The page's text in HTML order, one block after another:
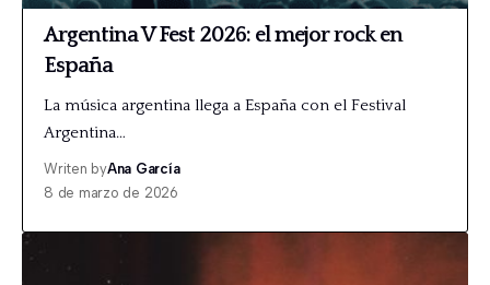
Argentina V Fest 2026: el mejor rock en
España
La música argentina llega a España con el Festival
Argentina…
Writen byAna García
8 de marzo de 2026